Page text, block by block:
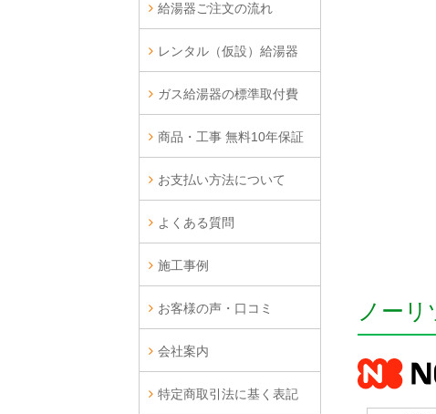
ノー
給湯器ご注文の流れ
レンタル（仮設）給湯器
ガス給湯器の標準取付費
商品・工事 無料10年保証
お支払い方法について
よくある質問
施工事例
お客様の声・口コミ
会社案内
特定商取引法に基く表記